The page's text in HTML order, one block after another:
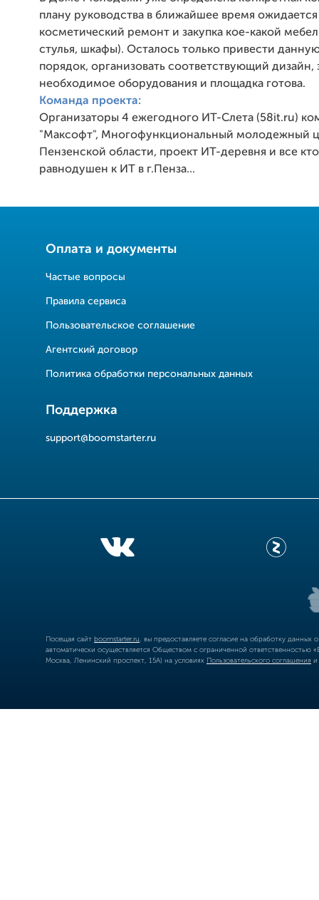
плану руководства в ближайшее время ожидается
косметический ремонт и закупка кое-какой
стулья, шкафы). Осталось только привести
порядок, организовать соответствующий дизайн,
необходимое оборудования и площадка готова.
Команда проекта:
Организаторы 4 ежегодного ИТ-Слета (58it.ru)
"Максофт", Многофункциональный молодежный
Пензенской области, проект ИТ-деревня и все
равнодушен к ИТ в г.Пенза...
Оплата и документы
Частые вопросы
Правила сервиса
Пользовательское соглашение
Агентский договор
Политика обработки персональных данных
Поддержка
support@boomstarter.ru
Посещая сайт boomstarter.ru , вы предоставляете согласие на обработку
автоматически осуществляется Обществом с ограниченной
Москва, Ленинский проспект, 15А) на условиях Пользовательского соглашения и